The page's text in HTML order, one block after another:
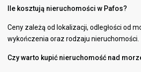
Ile kosztują nieruchomości w Pafos?
Ceny zależą od lokalizacji, odległości od
wykończenia oraz rodzaju nieruchomości.
Czy warto kupić nieruchomość nad